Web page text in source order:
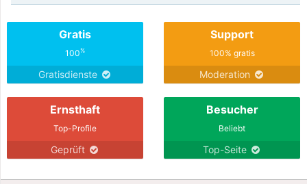
Gratis
100%
Gratisdienste
Support
100% gratis
Moderation
Ernsthaft
Top-Profile
Geprüft
Besucher
Beliebt
Top-Seite